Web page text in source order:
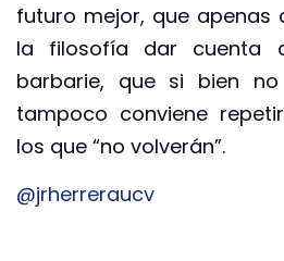
futuro mejor, que apenas
la filosofía dar cuenta
barbarie, que si bien
tampoco conviene
los que “no volverán”.
@jrherreraucv